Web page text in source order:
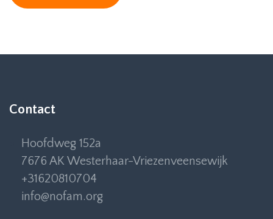
Contact
Hoofdweg 152a
7676 AK Westerhaar-Vriezenveensewijk
+31620810704
info@nofam.org